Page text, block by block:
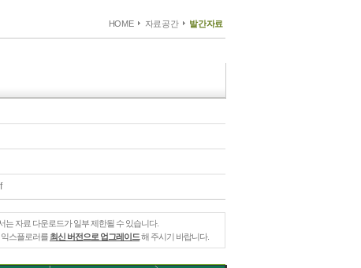
HOME 자료공간 발간자료
는 자료 다운로드가 일부 제한될 수 있습니다.
스플로러를 최신 버전으로 업그레이드해 주시기 바랍니다.